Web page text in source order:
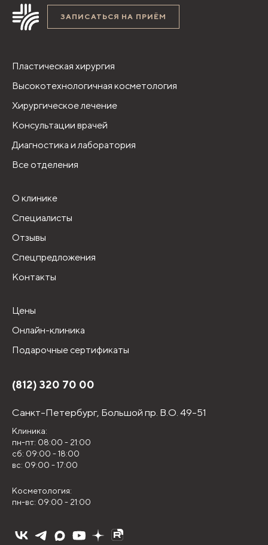
ЗАПИСАТЬСЯ НА ПРИЁМ
Пластическая хирургия
Высокотехнологичная косметология
Хирургическое лечение
Консультации врачей
Диагностика и лаборатория
Все отделения
О клинике
Специалисты
Отзывы
Спецпредложения
Контакты
Цены
Онлайн-клиника
Подарочные сертификаты
(812) 320 70 00
Санкт-Петербург, Большой пр. В.О. 49-51
Клиника:
пн-пт: 08:00 - 21:00
сб: 09:00 - 18:00
вс: 09:00 - 17:00
Косметология:
пн-вс: 09:00 - 21:00